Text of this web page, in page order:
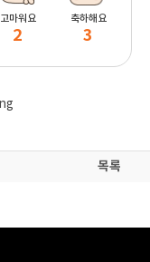
고마워요
2
축하해요
3
목록